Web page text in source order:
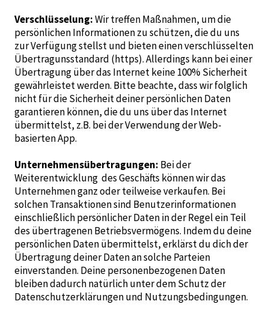
Verschlüsselung:Wir treffen Maßnahmen, um die
persönlichen Informationen zu schützen, die du uns
zur Verfügung stellst und bieten einen verschlüsselten
Übertragunsstandard (https). Allerdings kann bei einer
Übertragung über das Internet keine 100% Sicherheit
gewährleistet werden. Bitte beachte, dass wir folglich
nicht für die Sicherheit deiner persönlichen Daten
garantieren können, die du uns über das Internet
übermittelst, z.B. bei der Verwendung der Web-
basierten App.
Unternehmensübertragungen: Bei der
Weiterentwicklung des Geschäfts können wir das
Unternehmen ganz oder teilweise verkaufen. Bei
solchen Transaktionen sind Benutzerinformationen
einschließlich persönlicher Daten in der Regel ein Teil
des übertragenen Betriebsvermögens. Indem du deine
persönlichen Daten übermittelst, erklärst du dich der
Übertragung deiner Daten an solche Parteien
einverstanden. Deine personenbezogenen Daten
bleiben dadurch natürlich unter dem Schutz der
Datenschutzerklärungen und Nutzungsbedingungen.